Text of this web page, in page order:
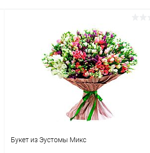
Букет из Эустомы Микс